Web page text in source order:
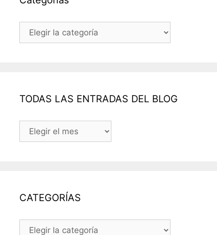
Categorías
TODAS LAS ENTRADAS DEL BLOG
TODAS
CATEGORÍAS
CATEGORÍAS